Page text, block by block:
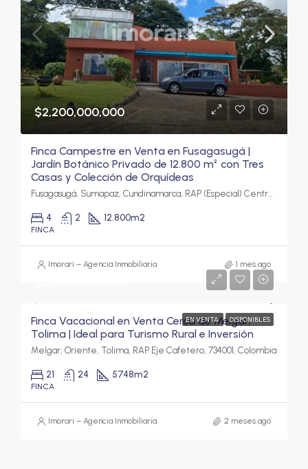
$2,200,000,000
Finca Campestre en Venta en Fusagasugá |
Jardín Botánico Privado de 12.800 m² con Tres
Casas y Colección de Orquídeas
Fusagasugá, Sumapaz, Cundinamarca, RAP (Especial) Central, Colombia
4 2 12.800m2
FINCA
Imorari – Agencia Inmobiliaria 1 mes ago
EN VENTA DISPONIBLES
Finca Vacacional en Venta Cerca de Melgar,
Tolima | Ideal para Turismo Rural e Inversión
Melgar, Oriente, Tolima, RAP Eje Cafetero, 734001, Colombia
21 24 5748m2
FINCA
Imorari – Agencia Inmobiliaria 2 meses ago